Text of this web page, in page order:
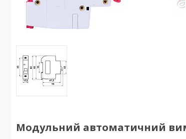
Модульний автоматичний